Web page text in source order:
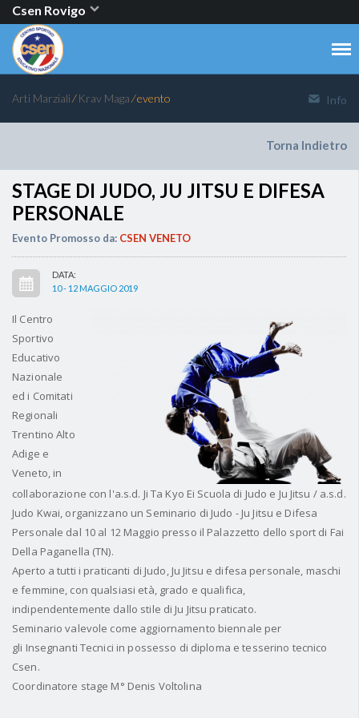
Csen Rovigo
Arti Marziali⁄Krav Maga⁄ evento Info
Torna Indietro
STAGE DI JUDO, JU JITSU E DIFESA
PERSONALE
Evento Promosso da: CSEN VENETO
DATA:
10 - 12 MAGGIO 2019
Il Centro
Sportivo
Educativo
Nazionale
ed i Comitati
Regionali
Trentino Alto
Adige e
Veneto, in
collaborazione con l'a.s.d. Ji Ta Kyo Ei Scuola di Judo e Ju Jitsu / a.s.d.
Judo Kwai, organizzano un Seminario di Judo - Ju Jitsu e Difesa
Personale dal 10 al 12 Maggio presso il Palazzetto dello sport di Fai
Della Paganella (TN).
Aperto a tutti i praticanti di Judo, Ju Jitsu e difesa personale, maschi
e femmine, con qualsiasi età, grado e qualifica,
indipendentemente dallo stile di Ju Jitsu praticato.
Seminario valevole come aggiornamento biennale per
gli Insegnanti Tecnici in possesso di diploma e tesserino tecnico
Csen.
Coordinatore stage M° Denis Voltolina